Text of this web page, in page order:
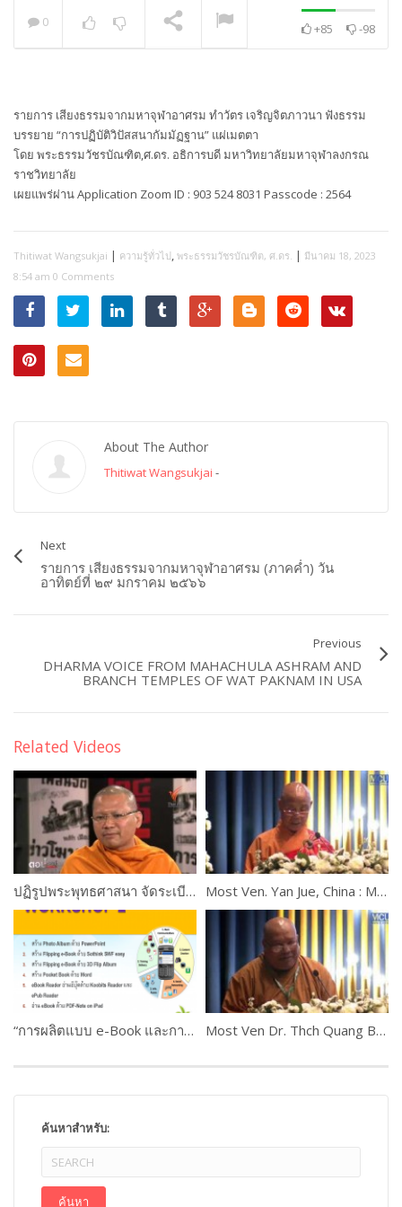
0 +85 -98
รายการ เสียงธรรมจากมหาจุฬาอาศรม ทำวัตร เจริญจิตภาวนา ฟังธรรม
บรรยาย “การปฏิบัติวิปัสสนากัมมัฏฐาน” แผ่เมตตา
โดย พระธรรมวัชรบัณฑิต,ศ.ดร. อธิการบดี มหาวิทยาลัยมหาจุฬาลงกรณ
ราชวิทยาลัย
เผยแพร่ผ่าน Application Zoom ID : 903 524 8031 Passcode : 2564
Thitiwat Wangsukjai | ความรู้ทั่วไป, พระธรรมวัชรบัณฑิต, ศ.ดร. | มีนาคม 18, 2023
8:54 am 0 Comments
About The Author
Thitiwat Wangsukjai -
Next
รายการ เสียงธรรมจากมหาจุฬาอาศรม (ภาคค่ำ) วัน
อาทิตย์ที่ ๒๙ มกราคม ๒๕๖๖
Previous
DHARMA VOICE FROM MAHACHULA ASHRAM AND
BRANCH TEMPLES OF WAT PAKNAM IN USA
Related Videos
ปฏิรูปพระพุทธศาสนา จัดระเบียบพระสงฆ์ไทย Most Ven. Yan Jue, China : Messages from Political and Religious leaders
“การผลิตแบบ e-Book และการใช้งานระบบ M-Learning ” ดร.เกษม แสงนนท์ และคณะ WORKSHOP 2 PART #4 Most Ven Dr. Thch Quang Ba, Australia
ค้นหาสำหรับ: